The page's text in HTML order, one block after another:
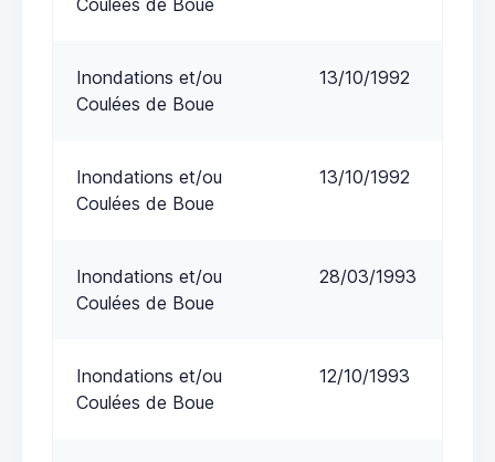
Inondations et/ou
Coulées de Boue
13/10/1992
Inondations et/ou
Coulées de Boue
13/10/1992
Inondations et/ou
Coulées de Boue
28/03/1993
Inondations et/ou
Coulées de Boue
12/10/1993